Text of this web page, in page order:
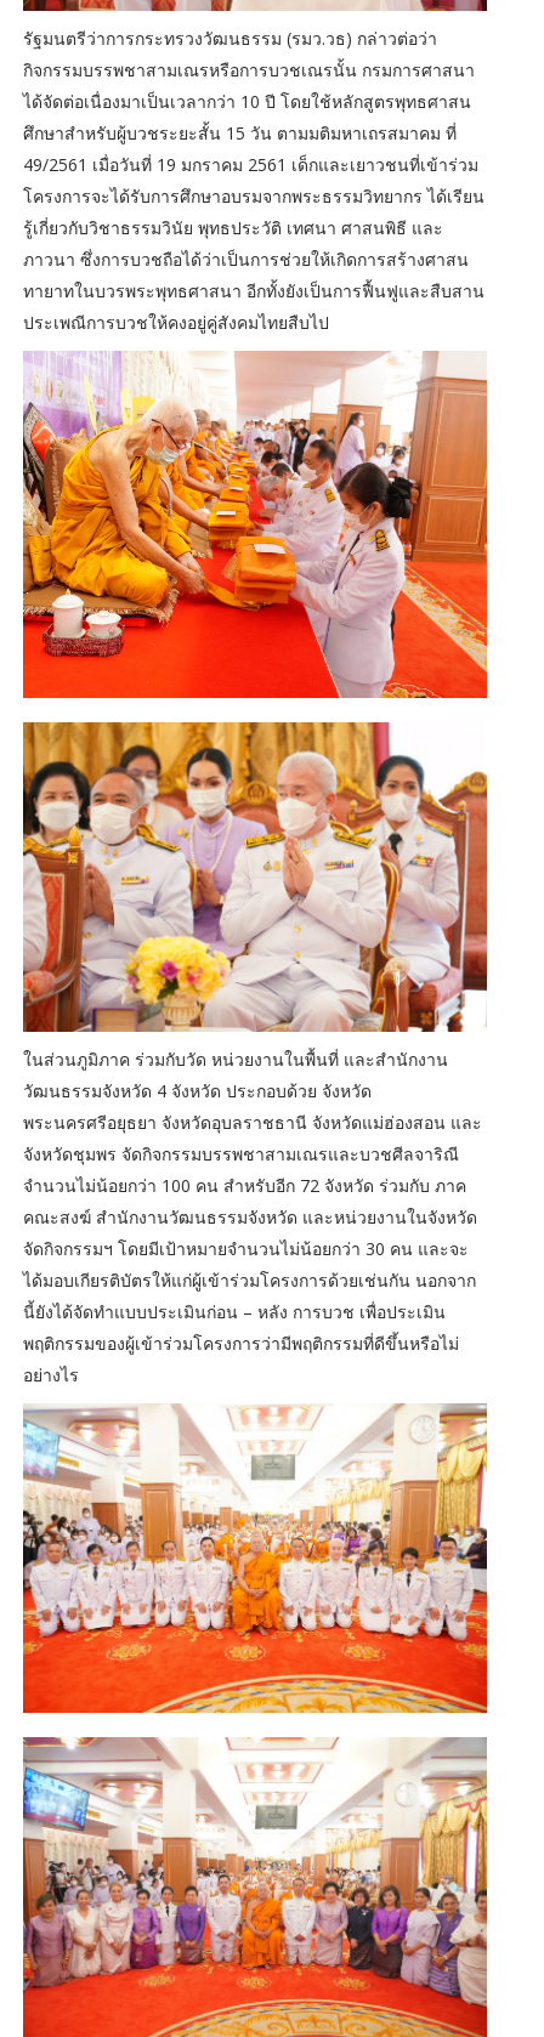
รัฐมนตรีว่าการกระทรวงวัฒนธรรม (รมว.วธ) กล่าวต่อว่า
กิจกรรมบรรพชาสามเณรหรือการบวชเณรนั้น กรมการศาสนา
ได้จัดต่อเนื่องมาเป็นเวลากว่า 10 ปี โดยใช้หลักสูตรพุทธศาสน
ศึกษาสำหรับผู้บวชระยะสั้น 15 วัน ตามมติมหาเถรสมาคม ที่
49/2561 เมื่อวันที่ 19 มกราคม 2561 เด็กและเยาวชนที่เข้าร่วม
โครงการจะได้รับการศึกษาอบรมจากพระธรรมวิทยากร ได้เรียน
รู้เกี่ยวกับวิชาธรรมวินัย พุทธประวัติ เทศนา ศาสนพิธี และ
ภาวนา ซึ่งการบวชถือได้ว่าเป็นการช่วยให้เกิดการสร้างศาสน
ทายาทในบวรพระพุทธศาสนา อีกทั้งยังเป็นการฟื้นฟูและสืบสาน
ประเพณีการบวชให้คงอยู่คู่สังคมไทยสืบไป
ในส่วนภูมิภาค ร่วมกับวัด หน่วยงานในพื้นที่ และสำนักงาน
วัฒนธรรมจังหวัด 4 จังหวัด ประกอบด้วย จังหวัด
พระนครศรีอยุธยา จังหวัดอุบลราชธานี จังหวัดแม่ฮ่องสอน และ
จังหวัดชุมพร จัดกิจกรรมบรรพชาสามเณรและบวชศีลจาริณี
จำนวนไม่น้อยกว่า 100 คน สำหรับอีก 72 จังหวัด ร่วมกับ ภาค
คณะสงฆ์ สำนักงานวัฒนธรรมจังหวัด และหน่วยงานในจังหวัด
จัดกิจกรรมฯ โดยมีเป้าหมายจำนวนไม่น้อยกว่า 30 คน และจะ
ได้มอบเกียรติบัตรให้แก่ผู้เข้าร่วมโครงการด้วยเช่นกัน นอกจาก
นี้ยังได้จัดทำแบบประเมินก่อน – หลัง การบวช เพื่อประเมิน
พฤติกรรมของผู้เข้าร่วมโครงการว่ามีพฤติกรรมที่ดีขึ้นหรือไม่
อย่างไร